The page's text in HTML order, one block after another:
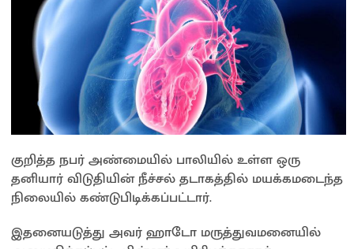
குறித்த நபர் அண்மையில் பாலியில் உள்ள ஒரு
தனியார் விடுதியின் நீச்சல் தடாகத்தில் மயக்கமடைந்த
நிலையில் கண்டுபிடிக்கப்பட்டார்.
இதனையடுத்து அவர் ஹாடோ மருத்துவமனையில்